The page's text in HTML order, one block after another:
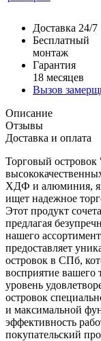
Доставка 24/7
Бесплатный
монтаж
Гарантия
18 месяцев
Вызов
Описание
Отзывы
Доставка и оплата
Торговый
ХДФ и алюминия,
ищет надежное
Этот продукт
предлагая
нашего
предоставляет
островок в СПб,
восприятие вашего
уровень
островок
и максимальной
эффективность
покупательский